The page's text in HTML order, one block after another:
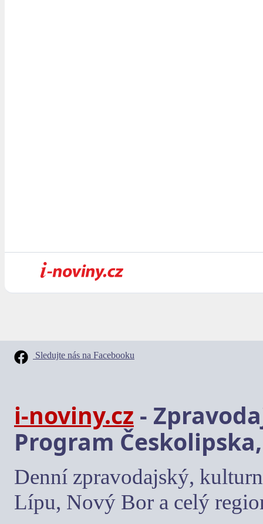
Sledujte nás na Facebooku
i-noviny.cz -
Program
Denní zpravodajský,
Lípu, Nový Bor a celý